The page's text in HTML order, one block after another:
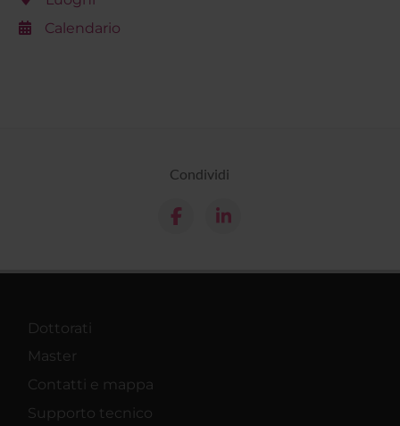
Calendario
Condividi
Dottorati
Master
Contatti e mappa
Supporto tecnico